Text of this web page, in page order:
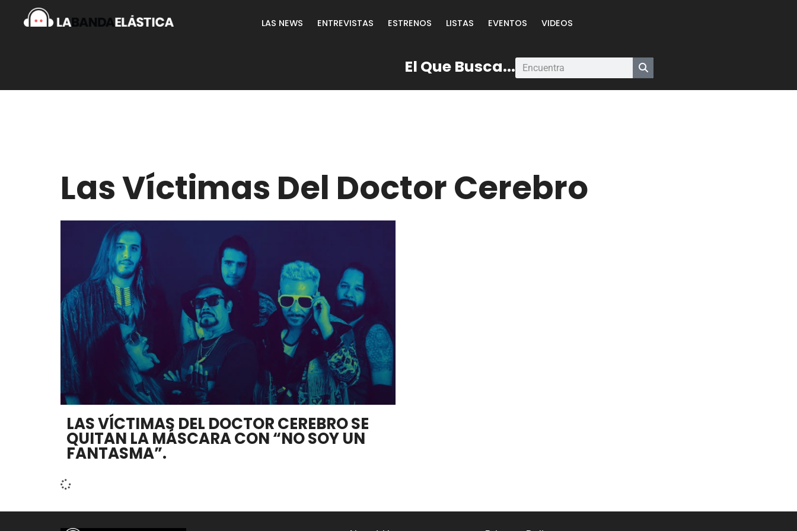
LAS NEWS ENTREVISTAS ESTRENOS LISTAS EVENTOS VIDEOS
El Que Busca...
Las Víctimas Del Doctor Cerebro
LAS VÍCTIMAS DEL DOCTOR CEREBRO SE
QUITAN LA MÁSCARA CON “NO SOY UN
FANTASMA”.